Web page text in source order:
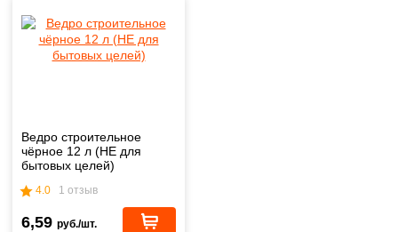
Ведро строительное
чёрное 12 л (НЕ для
бытовых целей)
4.0 1 отзыв
6,59 руб./шт.